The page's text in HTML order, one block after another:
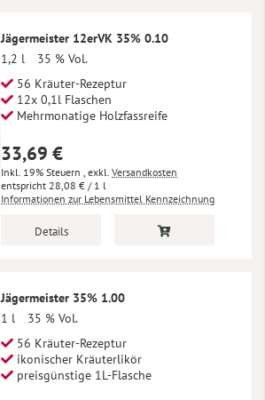
Jägermeister 12erVK 35% 0.10
1,2 l
35 % Vol.
56 Kräuter-Rezeptur
12x 0,1l Flaschen
Mehrmonatige Holzfassreife
33,69 €
Inkl. 19% Steuern , exkl. Versandkosten
28,08 € / 1 l
Informationen zur Lebensmittel Kennzeichnung
Details
Jägermeister 35% 1.00
1 l
35 % Vol.
56 Kräuter-Rezeptur
ikonischer Kräuterlikör
preisgünstige 1L-Flasche